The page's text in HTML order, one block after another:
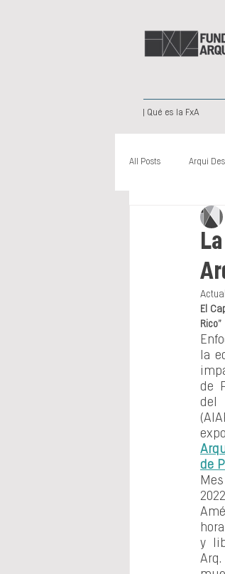
| Qué es la FxA
All Posts Arqui
Arquitectura
Nuevas Voces
El
Rico”
la
de
del
de
y